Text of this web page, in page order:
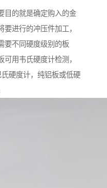
目的就是确定购入的金
进行的冲压件加工，
要不同硬度级别的板
用韦氏硬度计检测，
硬度计，纯铝板或低硬